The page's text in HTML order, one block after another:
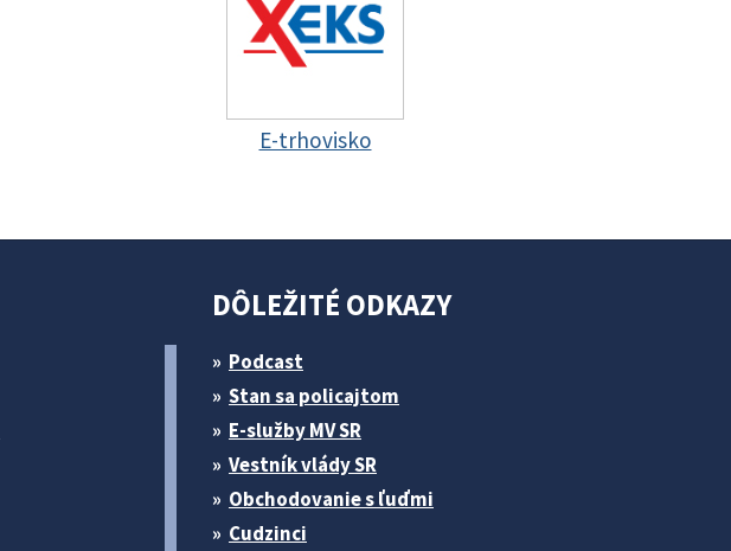
E-trhovisko
DÔLEŽITÉ ODKAZY
Podcast
Stan sa policajtom
E-služby MV SR
Vestník vlády SR
Obchodovanie s ľuďmi
Cudzinci